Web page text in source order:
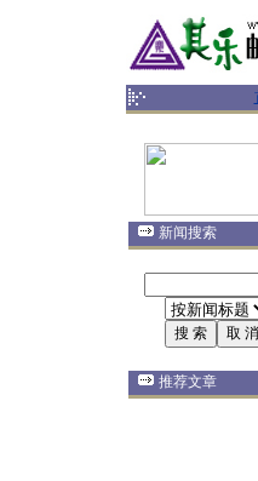
新闻搜索
推荐文章